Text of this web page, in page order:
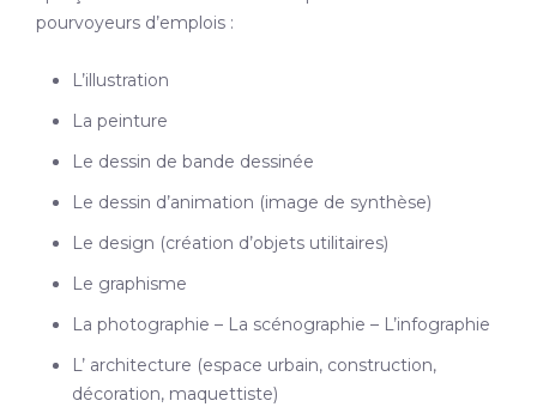
pourvoyeurs d’emplois :
L’illustration
La peinture
Le dessin de bande dessinée
Le dessin d’animation (image de synthèse)
Le design (création d’objets utilitaires)
Le graphisme
La photographie – La scénographie – L’infographie
L’ architecture (espace urbain, construction,
décoration, maquettiste)